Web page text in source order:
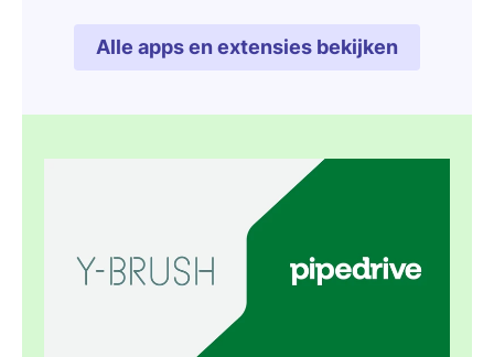
Alle apps en extensies bekijken
Opent in nieuw venster